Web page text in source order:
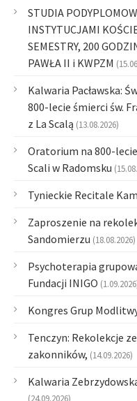
STUDIA
INSTYTUCJAMI
SEMESTRY, 200
PAWŁA II i KWPZM
Kalwaria Pacławska:
800-lecie śmierci św.
z La Scalą (13.08.2026)
Oratorium na 800-lecie
Scali w Radomsku
Tynieckie Recitale
Zaproszenie na
Sandomierzu (18.08.2026)
Psychoterapia
Fundacji INIGO
Kongres Grup
Tenczyn: Rekolekcje
zakonników, (14.09.2026)
Kalwaria